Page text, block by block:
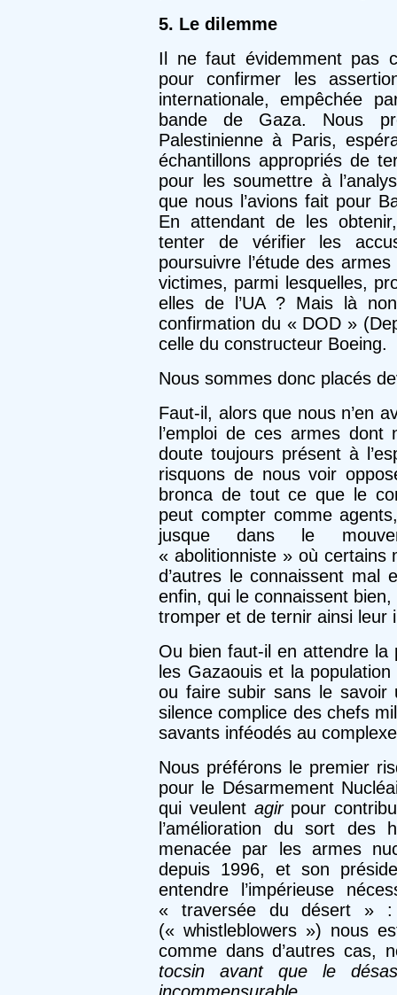
5. Le dilemme
Il ne faut évidemment pas
pour confirmer les
internationale, empêchée
bande de Gaza. Nous
Palestinienne à Paris,
échantillons appropriés de
pour les soumettre à
que nous l’avions fait pour
En attendant de les
tenter de vérifier les
poursuivre l’étude des
victimes, parmi lesquelles,
elles de l’UA ? Mais là
confirmation du « DOD »
celle du constructeur Boeing.
Nous sommes donc placés
Faut-il, alors que nous n’en
l’emploi de ces armes
doute toujours présent à
risquons de nous voir
bronca de tout ce que le
peut compter comme
jusque dans le
« abolitionniste » où certains
d’autres le connaissent mal
enfin, qui le connaissent
tromper et de ternir ainsi leur
Ou bien faut-il en attendre la
les Gazaouis et la
ou faire subir sans le savoir
silence complice des chefs
savants inféodés au
Nous préférons le premier
pour le Désarmement
qui veulent agirpour
l’amélioration du sort des
menacée par les armes
depuis 1996, et son
entendre l’impérieuse
« traversée du désert »
(« whistleblowers ») nous
comme dans d’autres cas,
tocsin avant que le